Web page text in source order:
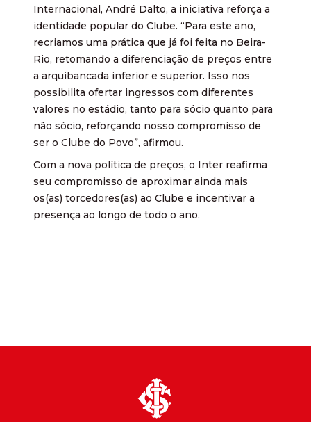
Internacional, André Dalto, a iniciativa reforça a
identidade popular do Clube. “Para este ano,
recriamos uma prática que já foi feita no Beira-
Rio, retomando a diferenciação de preços entre
a arquibancada inferior e superior. Isso nos
possibilita ofertar ingressos com diferentes
valores no estádio, tanto para sócio quanto para
não sócio, reforçando nosso compromisso de
ser o Clube do Povo”, afirmou.
Com a nova política de preços, o Inter reafirma
seu compromisso de aproximar ainda mais
os(as) torcedores(as) ao Clube e incentivar a
presença ao longo de todo o ano.